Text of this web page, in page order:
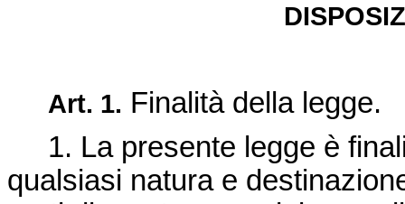
Art. 1. Finalità della legge.
1. La presente legge è
qualsiasi natura e